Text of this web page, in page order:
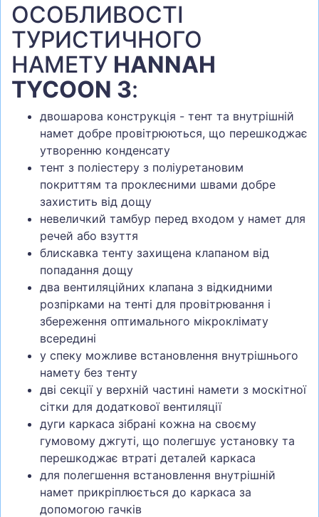
ОСОБЛИВОСТІ
ТУРИСТИЧНОГО
НАМЕТУ HANNAH
TYCOON 3:
двошарова конструкція - тент та внутрішній
намет добре провітрюються, що перешкоджає
утворенню конденсату
тент з поліестеру з поліуретановим
покриттям та проклеєними швами добре
захистить від дощу
невеличкий тамбур перед входом у намет для
речей або взуття
блискавка тенту захищена клапаном від
попадання дощу
два вентиляційних клапана з відкидними
розпірками на тенті для провітрювання і
збереження оптимального мікроклімату
всередині
у спеку можливе встановлення внутрішнього
намету без тенту
дві секції у верхній частині намети з москітної
сітки для додаткової вентиляції
дуги каркаса зібрані кожна на своєму
гумовому джгуті, що полегшує установку та
перешкоджає втраті деталей каркаса
для полегшення встановлення внутрішній
намет прикріплюється до каркаса за
допомогою гачків